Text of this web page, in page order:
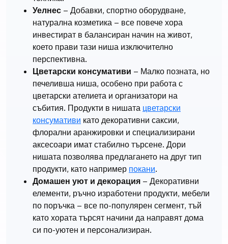
Уелнес – Добавки, спортно оборудване,
натурална козметика – все повече хора
инвестират в балансиран начин на живот,
което прави тази ниша изключително
перспективна.
Цветарски консумативи – Малко позната, но
печеливша ниша, особено при работа с
цветарски ателиета и организатори на
събития. Продукти в нишата цветарски
консумативи като декоративни саксии,
флорални аранжировки и специализирани
аксесоари имат стабилно търсене. Дори
нишата позволява предлагането на друг тип
продукти, като например покани.
Домашен уют и декорация – Декоративни
елементи, ръчно изработени продукти, мебели
по поръчка – все по-популярен сегмент, тъй
като хората търсят начини да направят дома
си по-уютен и персонализиран.